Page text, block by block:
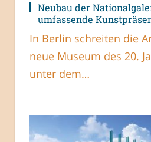
Neubau der
umfassende
In Berlin schreiten die
neue Museum des 20.
unter dem…